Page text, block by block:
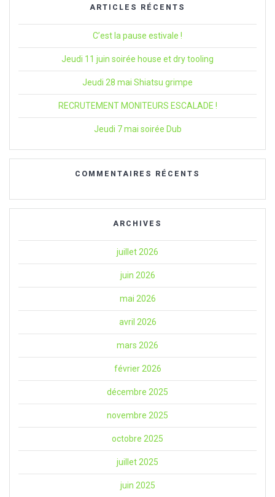
ARTICLES RÉCENTS
C’est la pause estivale !
Jeudi 11 juin soirée house et dry tooling
Jeudi 28 mai Shiatsu grimpe
RECRUTEMENT MONITEURS ESCALADE !
Jeudi 7 mai soirée Dub
COMMENTAIRES RÉCENTS
ARCHIVES
juillet 2026
juin 2026
mai 2026
avril 2026
mars 2026
février 2026
décembre 2025
novembre 2025
octobre 2025
juillet 2025
juin 2025